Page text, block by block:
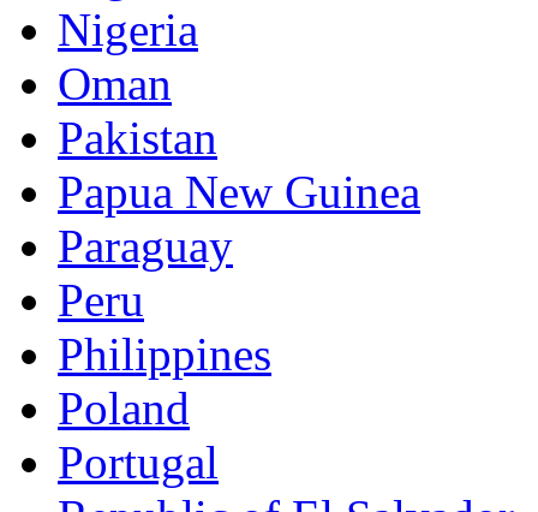
Nigeria
Oman
Pakistan
Papua New Guinea
Paraguay
Peru
Philippines
Poland
Portugal